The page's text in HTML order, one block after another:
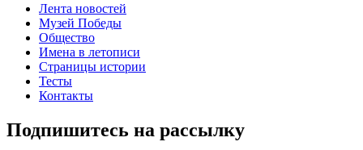
Лента новостей
Музей Победы
Общество
Имена в летописи
Страницы истории
Тесты
Контакты
Подпишитесь на рассылку